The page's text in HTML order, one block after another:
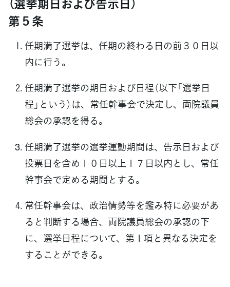
第５条
任期満了選挙は、任期の終わる日の前３０日以
内に行う。
任期満了選挙の期日および日程（以下「選挙日
程」という）は、常任幹事会で決定し、両院議員
総会の承認を得る。
任期満了選挙の選挙運動期間は、告示日および
投票日を含め１０日以上１７日以内とし、常任
幹事会で定める期間とする。
常任幹事会は、政治情勢等を鑑み特に必要があ
ると判断する場合、両院議員総会の承認の下
に、選挙日程について、第１項と異なる決定を
することができる。